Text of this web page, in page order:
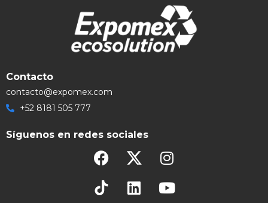
Contacto
contacto@expomex.com
+52 8181 505 777
Síguenos en redes sociales